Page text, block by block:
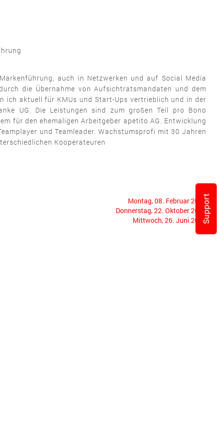
auch in Netzwerken und auf Social Media
die Übernahme von Aufsichtratsmandaten und dem
aktuell für KMUs und Start-Ups vertrieblich und in der
UG. Die Leistungen sind zum großen Teil pro Bono
für den ehemaligen Arbeitgeber apetito AG. Entwicklung
und Teamleader. Wachstumsprofi mit 30 Jahren
Kooperateuren
Montag, 08. Februar 2021
Donnerstag, 22. Oktober 2020
Mittwoch, 26. Juni 2019Support